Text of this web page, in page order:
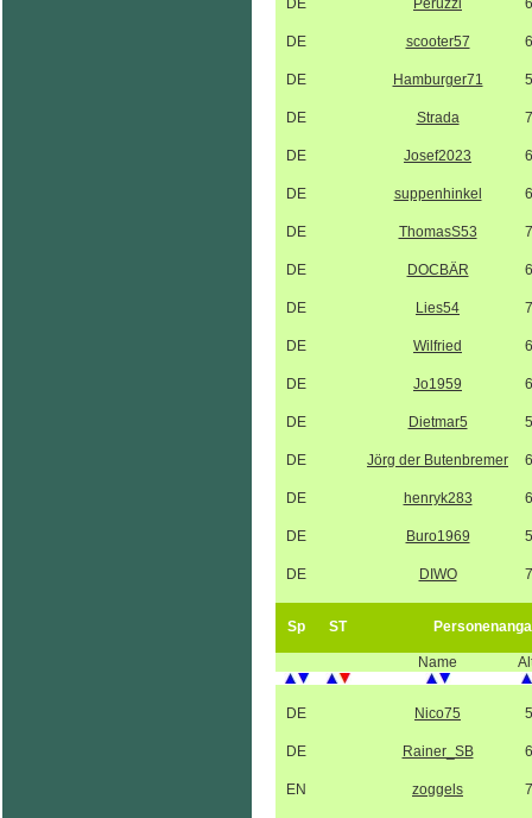
DE Peruzzi
DE scooter57
DE Hamburger71
DE Strada
DE Josef2023
DE suppenhinkel
DE ThomasS53
DE DOCBÄR
DE Lies54
DE Wilfried
DE Jo1959
DE Dietmar5
DE Jörg der Butenbremer
DE henryk283
DE Buro1969
DE DIWO
Sp ST
Name
DE Nico75
DE Rainer_SB
EN zoggels